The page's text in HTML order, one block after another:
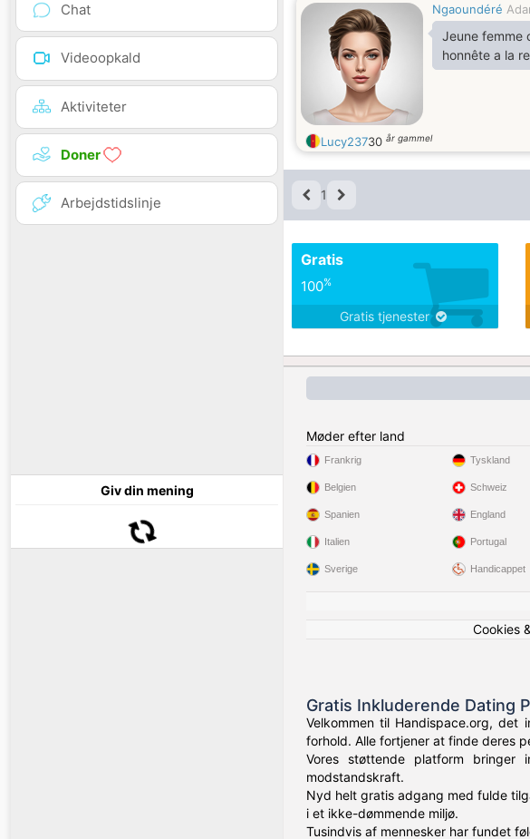
Chat
Videoopkald
Aktiviteter
Doner
Arbejdstidslinje
Giv din mening
Ngaoundéré
Jeune femme
honnête a la
Lucy23730 år gammel
1
Gratis
100%
Gratis tjenester
Møder efter land
Frankrig
Belgien
Spanien
Italien
Sverige
Tyskland
Schweiz
England
Portugal
Handicappet
Cookies
Gratis Inkluderende Dating
Velkommen til Handispace.org,
forhold. Alle fortjener at finde deres
Vores støttende platform
modstandskraft.
Nyd helt gratis adgang med fulde
i et ikke-dømmende miljø.
Tusindvis af mennesker har fundet